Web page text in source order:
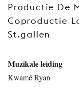
Productie De
Coproductie
St.gallen
Muzikale leiding
Kwamé Ryan